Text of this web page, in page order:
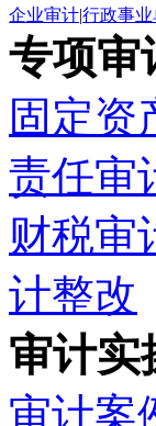
企业审计|行政事
专项审
固定资
责任审
财税审
计整改
审计实
审计案